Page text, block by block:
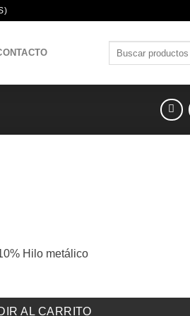
Hilo metálico
AL CARRITO